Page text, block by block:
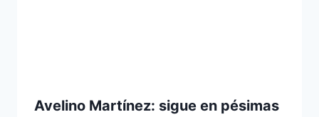
Avelino Martínez: sigue en pésimas